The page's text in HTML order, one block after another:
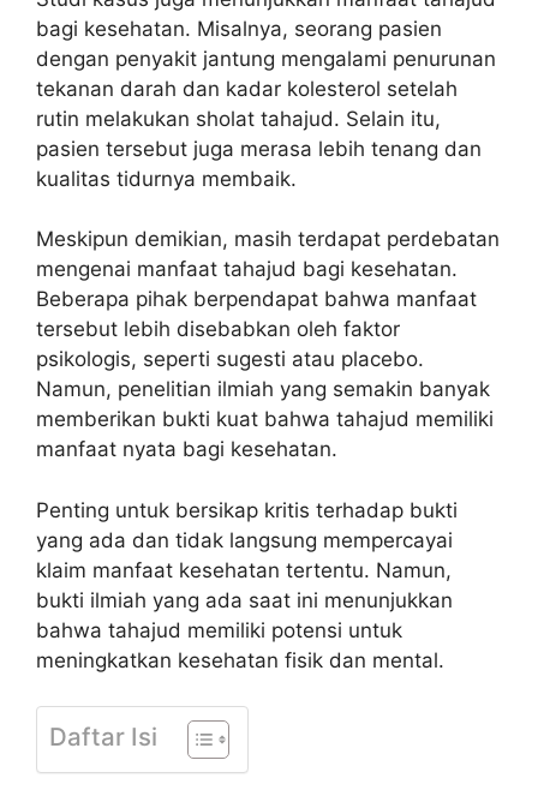
bagi kesehatan. Misalnya, seorang pasien
dengan penyakit jantung mengalami penurunan
tekanan darah dan kadar kolesterol setelah
rutin melakukan sholat tahajud. Selain itu,
pasien tersebut juga merasa lebih tenang dan
kualitas tidurnya membaik.
Meskipun demikian, masih terdapat perdebatan
mengenai manfaat tahajud bagi kesehatan.
Beberapa pihak berpendapat bahwa manfaat
tersebut lebih disebabkan oleh faktor
psikologis, seperti sugesti atau placebo.
Namun, penelitian ilmiah yang semakin banyak
memberikan bukti kuat bahwa tahajud memiliki
manfaat nyata bagi kesehatan.
Penting untuk bersikap kritis terhadap bukti
yang ada dan tidak langsung mempercayai
klaim manfaat kesehatan tertentu. Namun,
bukti ilmiah yang ada saat ini menunjukkan
bahwa tahajud memiliki potensi untuk
meningkatkan kesehatan fisik dan mental.
Daftar Isi